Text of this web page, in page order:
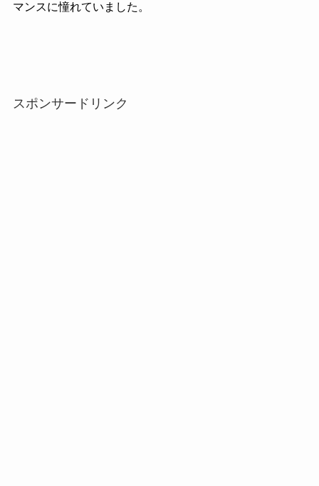
マンスに憧れていました。
スポンサードリンク